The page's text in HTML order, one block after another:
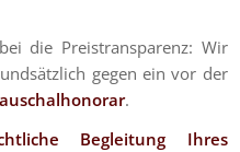
die Preistransparenz: Wir
gegen ein vor der
.
Begleitung Ihres